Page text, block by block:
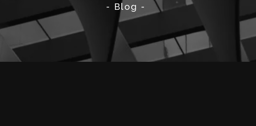
- Blog -